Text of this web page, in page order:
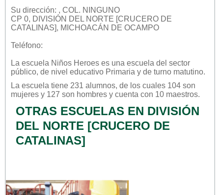
Su dirección: , COL. NINGUNO
CP 0, DIVISIÓN DEL NORTE [CRUCERO DE
CATALINAS], MICHOACÁN DE OCAMPO
Teléfono:
La escuela Niños Heroes es una escuela del sector
público, de nivel educativo Primaria y de turno matutino.
La escuela tiene 231 alumnos, de los cuales 104 son
mujeres y 127 son hombres y cuenta con 10 maestros.
OTRAS ESCUELAS EN DIVISIÓN
DEL NORTE [CRUCERO DE
CATALINAS]